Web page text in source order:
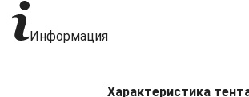
Информация
Характеристика